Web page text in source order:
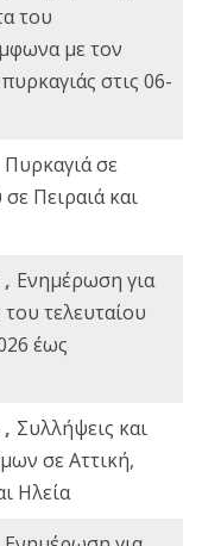
του
με τον
στις 06-
Πυρκαγιά σε
Πειραιά και
Ενημέρωση για
τελευταίου
έως
Συλλήψεις και
σε Αττική,
Ηλεία